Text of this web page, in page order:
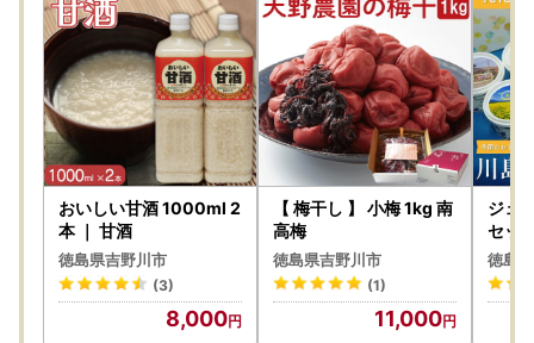
おいしい甘酒 1000ml 2
本 ｜ 甘酒
徳島県吉野川市
(3)
8,000
【 梅干し 】 小梅 1kg 南
高梅
徳島県吉野川市
(1)
11,000
ジェ
セッ
ェラ
徳島